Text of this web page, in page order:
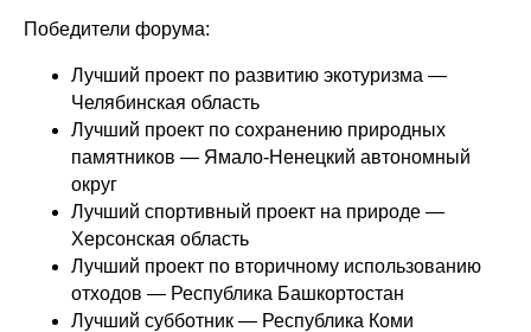
Победители форума:
Лучший проект по развитию экотуризма —
Челябинская область
Лучший проект по сохранению природных
памятников — Ямало-Ненецкий автономный
округ
Лучший спортивный проект на природе —
Херсонская область
Лучший проект по вторичному использованию
отходов — Республика Башкортостан
Лучший субботник — Республика Коми